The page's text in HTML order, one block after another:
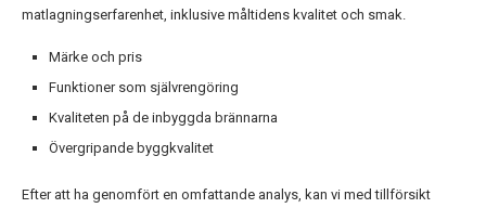
matlagningserfarenhet, inklusive måltidens kvalitet och smak.
Märke och pris
Funktioner som självrengöring
Kvaliteten på de inbyggda brännarna
Övergripande byggkvalitet
Efter att ha genomfört en omfattande analys, kan vi med tillförsikt